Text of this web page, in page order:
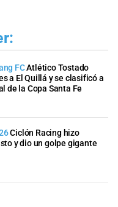
FCAtlético Tostado
a El Quillá y se clasificó a
de la Copa Santa Fe
Ciclón Racing hizo
y dio un golpe gigante